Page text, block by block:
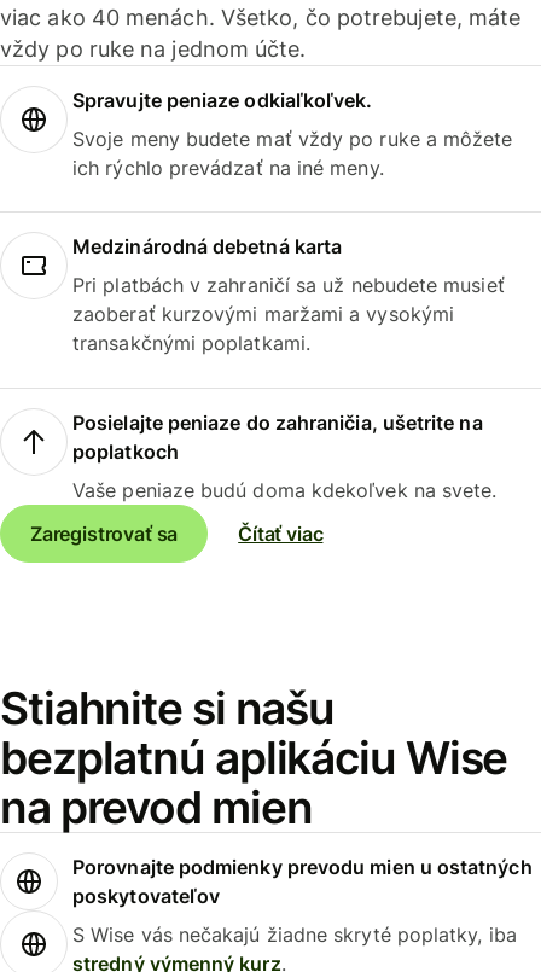
viac ako 40 menách. Všetko, čo potrebujete, máte
vždy po ruke na jednom účte.
Spravujte peniaze odkiaľkoľvek.
Svoje meny budete mať vždy po ruke a môžete
ich rýchlo prevádzať na iné meny.
Medzinárodná debetná karta
Pri platbách v zahraničí sa už nebudete musieť
zaoberať kurzovými maržami a vysokými
transakčnými poplatkami.
Posielajte peniaze do zahraničia, ušetrite na
poplatkoch
Vaše peniaze budú doma kdekoľvek na svete.
Zaregistrovať sa
Čítať viac
Stiahnite si našu
bezplatnú aplikáciu Wise
na prevod mien
Porovnajte podmienky prevodu mien u ostatných
poskytovateľov
S Wise vás nečakajú žiadne skryté poplatky, iba
stredný výmenný kurz.